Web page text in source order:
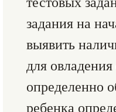
задания на
выявить
для
определенно
ребенка